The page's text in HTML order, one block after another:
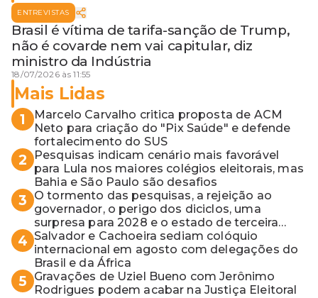
ENTREVISTAS
Brasil é vítima de tarifa-sanção de Trump,
não é covarde nem vai capitular, diz
ministro da Indústria
18/07/2026 às 11:55
Mais Lidas
1
Marcelo Carvalho critica proposta de ACM
Neto para criação do "Pix Saúde" e defende
fortalecimento do SUS
2
Pesquisas indicam cenário mais favorável
para Lula nos maiores colégios eleitorais, mas
Bahia e São Paulo são desafios
3
O tormento das pesquisas, a rejeição ao
governador, o perigo dos diciclos, uma
surpresa para 2028 e o estado de terceira
guerra mundial
4 Salvador e Cachoeira sediam colóquio
internacional em agosto com delegações do
Brasil e da África
5
Gravações de Uziel Bueno com Jerônimo
Rodrigues podem acabar na Justiça Eleitoral